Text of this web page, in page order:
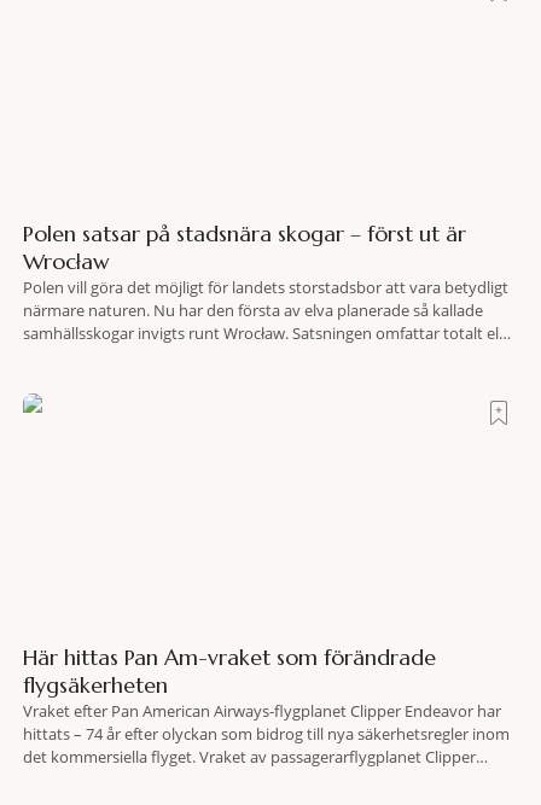
Polen satsar på stadsnära skogar – först ut är
Wrocław
Polen vill göra det möjligt för landets storstadsbor att vara betydligt
närmare naturen. Nu har den första av elva planerade så kallade
samhällsskogar invigts runt Wrocław. Satsningen omfattar totalt elva
fler människor ska kunna promenera, motionera
Här hittas Pan Am-vraket som förändrade
flygsäkerheten
Vraket efter Pan American Airways-flygplanet Clipper Endeavor har
hittats – 74 år efter olyckan som bidrog till nya säkerhetsregler inom
det kommersiella flyget. Vraket av passagerarflygplanet Clipper